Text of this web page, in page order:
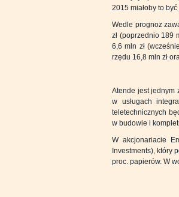
2015 miałoby to być
Wedle prognoz
zł (poprzednio 189
6,6 mln zł
rzędu 16,8 mln zł
Atende jest jednym
w usługach
teletechnicznych
w budowie i
W akcjonariacie
Investments), który
proc. papierów. W